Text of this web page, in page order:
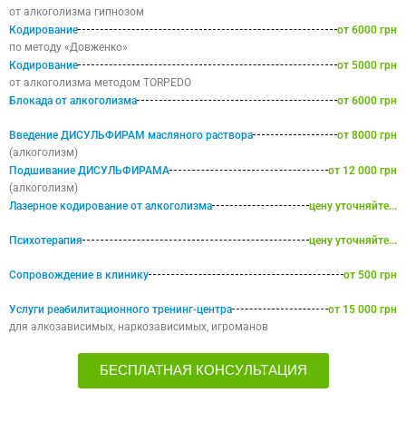
от алкоголизма гипнозом
Кодирование
от 6000 грн
по методу «Довженко»
Кодирование
от 5000 грн
от алкоголизма методом TORPEDO
Блокада от алкоголизма
от 6000 грн
Введение ДИСУЛЬФИРАМ масляного раствора
от 8000 грн
(алкоголизм)
Подшивание ДИСУЛЬФИРАМА
от 12 000 грн
(алкоголизм)
Лазерное кодирование от алкоголизма
цену уточняйте...
Психотерапия цену уточняйте...
Сопровождение в клинику от 500 грн
Услуги реабилитационного тренинг-центра
от 15 000 грн
для алкозависимых, наркозависимых, игроманов
БЕСПЛАТНАЯ КОНСУЛЬТАЦИЯ